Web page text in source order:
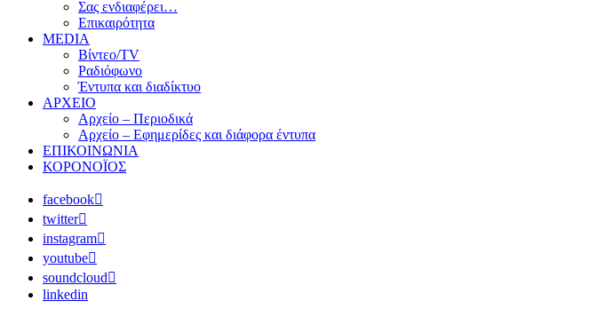
Σας ενδιαφέρει…
Επικαιρότητα
MEDIA
Βίντεο/TV
Ραδιόφωνο
Έντυπα και διαδίκτυο
ΑΡΧΕΙΟ
Αρχείο – Περιοδικά
Αρχείο – Εφημερίδες και διάφορα έντυπα
ΕΠΙΚΟΙΝΩΝΙΑ
ΚΟΡΟΝΟΪΟΣ
facebook
twitter
instagram
youtube
soundcloud
linkedin